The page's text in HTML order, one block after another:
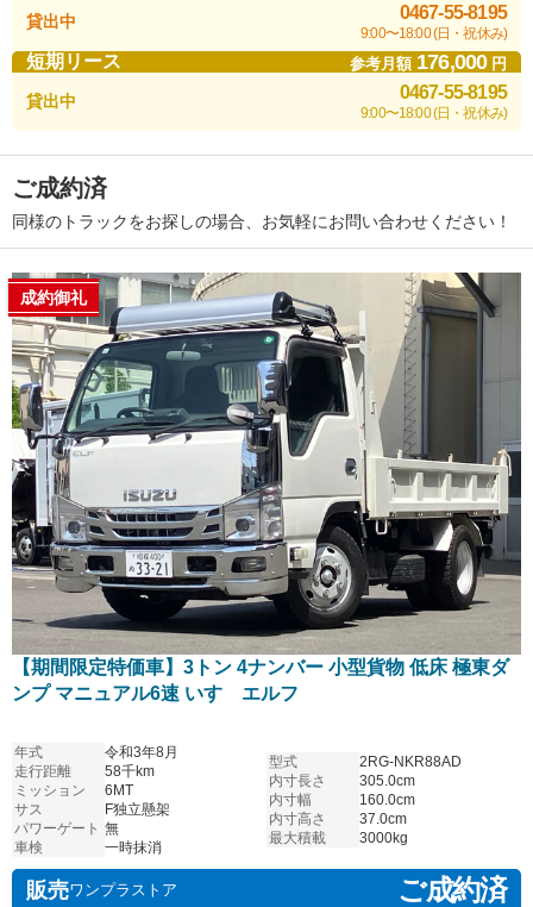
貸出中 0467-55-8195
9:00〜18:00 (日・祝休み)
短期リース 参考月額 176,000円
貸出中 0467-55-8195
9:00〜18:00 (日・祝休み)
ご成約済
同様のトラックをお探しの場合、お気軽にお問い合わせください！
成約御礼
【期間限定特価車】3トン 4ナンバー 小型貨物 低床 極東ダ
ンプ マニュアル6速 いすゞエルフ
年式
令和3年8月
走行距離
58千km
ミッション
6MT
サス
F独立懸架
パワーゲート 無
車検
一時抹消
型式
2RG-NKR88AD
内寸長さ
305.0cm
内寸幅
160.0cm
内寸高さ
37.0cm
最大積載
3000kg
販売ワンプラストア ご成約済